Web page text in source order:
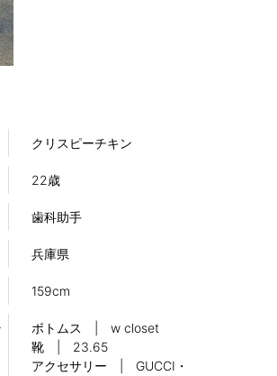
クリスピーチキン
22歳
歯科助手
兵庫県
159cm
ボトムス | w closet
靴 | 23.65
アクセサリー | GUCCI・